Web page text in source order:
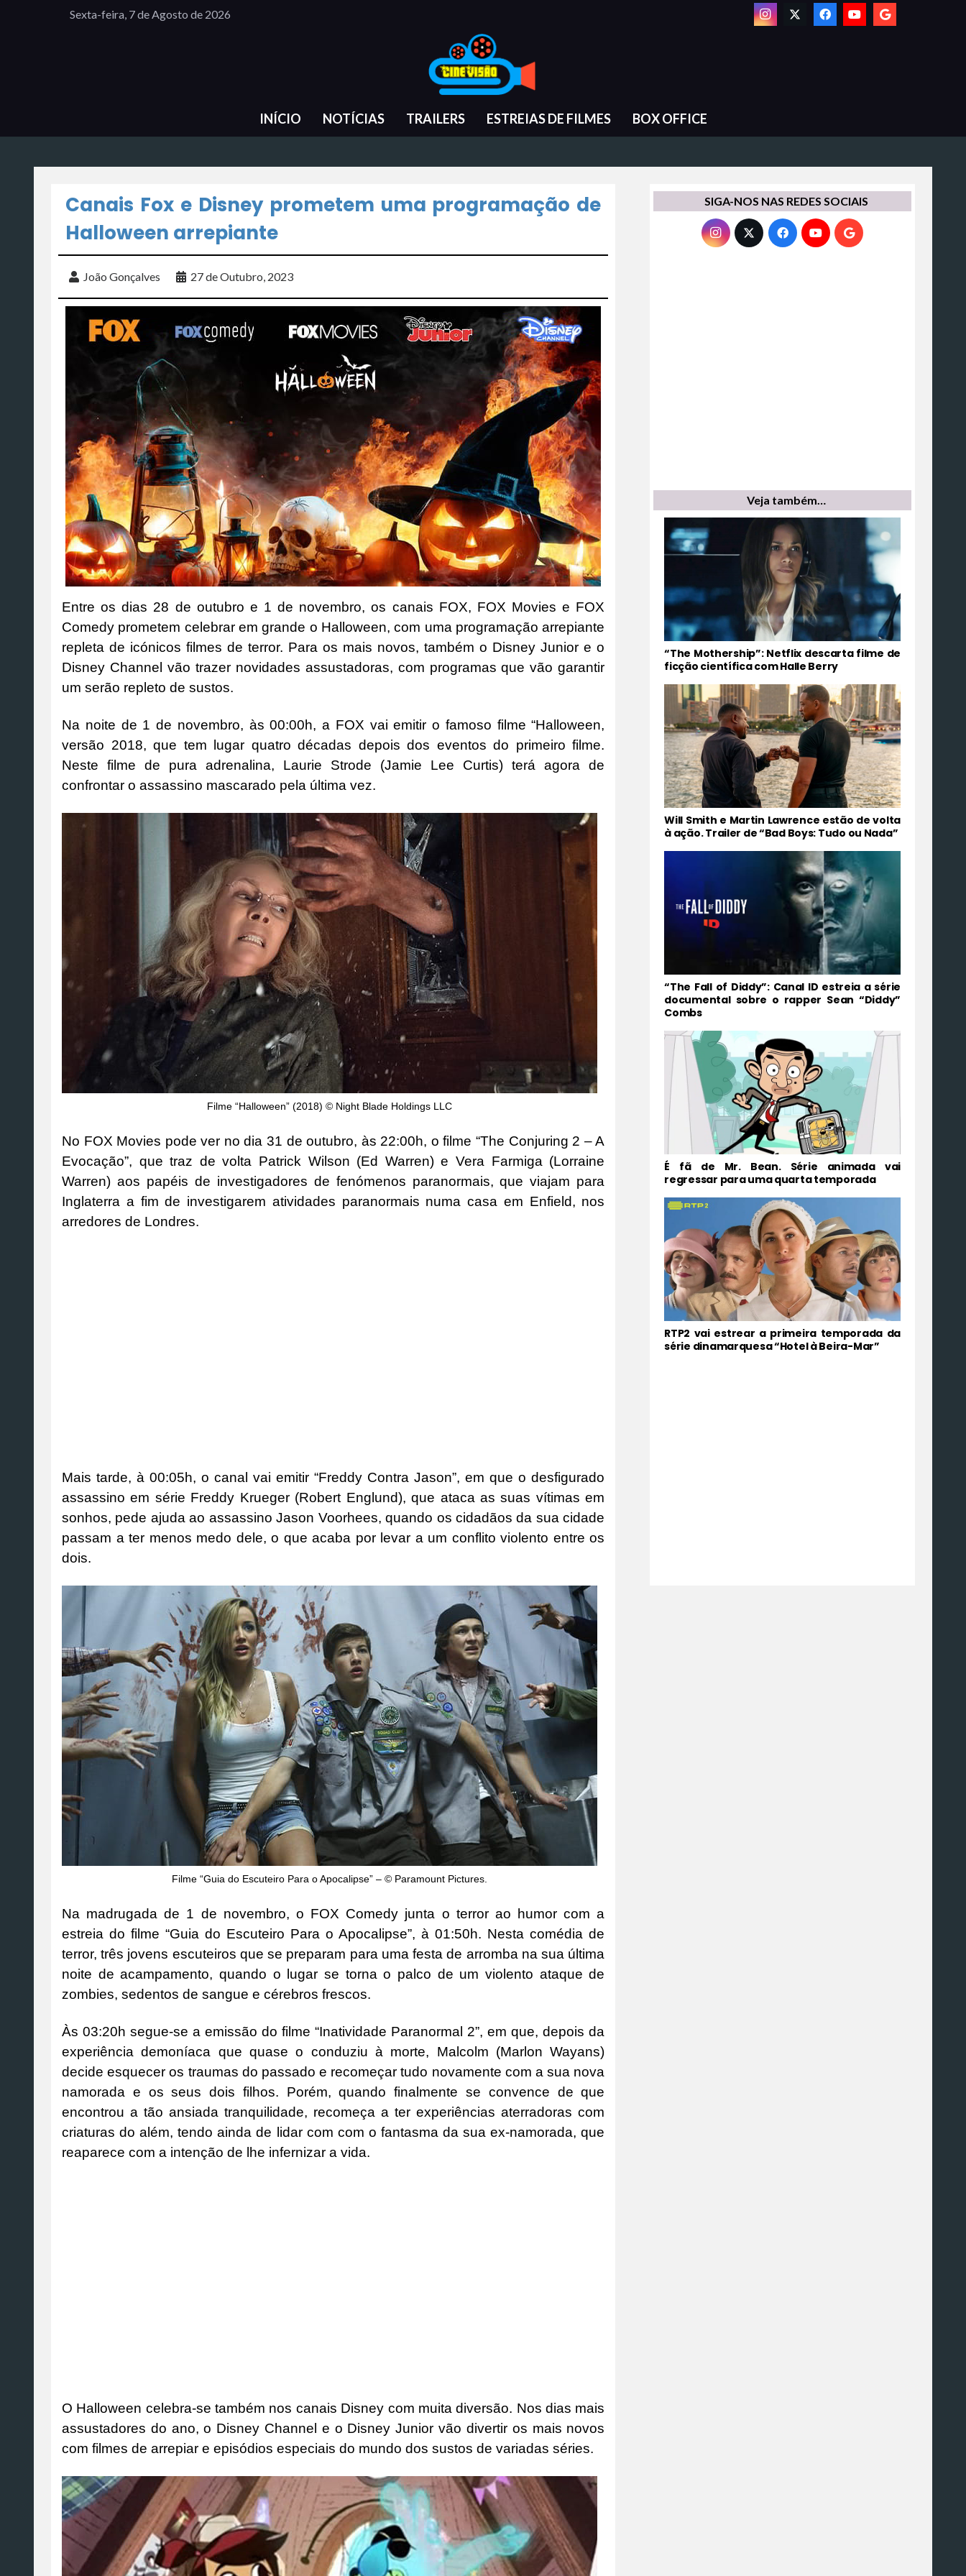
Sexta-feira, 7 de Agosto de 2026
INÍCIO NOTÍCIAS TRAILERS ESTREIAS DE FILMES BOX OFFICE
Canais Fox e Disney prometem uma programação de
Halloween arrepiante
João Gonçalves 27 de Outubro, 2023
Entre os dias 28 de outubro e 1 de novembro, os canais FOX, FOX Movies e FOX
Comedy prometem celebrar em grande o Halloween, com uma programação arrepiante
repleta de icónicos filmes de terror. Para os mais novos, também o Disney Junior e o
Disney Channel vão trazer novidades assustadoras, com programas que vão garantir
um serão repleto de sustos.
Na noite de 1 de novembro, às 00:00h, a FOX vai emitir o famoso filme “Halloween,
versão 2018, que tem lugar quatro décadas depois dos eventos do primeiro filme.
Neste filme de pura adrenalina, Laurie Strode (Jamie Lee Curtis) terá agora de
confrontar o assassino mascarado pela última vez.
Filme “Halloween” (2018) © Night Blade Holdings LLC
No FOX Movies pode ver no dia 31 de outubro, às 22:00h, o filme “The Conjuring 2 – A
Evocação”, que traz de volta Patrick Wilson (Ed Warren) e Vera Farmiga (Lorraine
Warren) aos papéis de investigadores de fenómenos paranormais, que viajam para
Inglaterra a fim de investigarem atividades paranormais numa casa em Enfield, nos
arredores de Londres.
Mais tarde, à 00:05h, o canal vai emitir “Freddy Contra Jason”, em que o desfigurado
assassino em série Freddy Krueger (Robert Englund), que ataca as suas vítimas em
sonhos, pede ajuda ao assassino Jason Voorhees, quando os cidadãos da sua cidade
passam a ter menos medo dele, o que acaba por levar a um conflito violento entre os
dois.
Filme “Guia do Escuteiro Para o Apocalipse” – © Paramount Pictures.
Na madrugada de 1 de novembro, o FOX Comedy junta o terror ao humor com a
estreia do filme “Guia do Escuteiro Para o Apocalipse”, à 01:50h. Nesta comédia de
terror, três jovens escuteiros que se preparam para uma festa de arromba na sua última
noite de acampamento, quando o lugar se torna o palco de um violento ataque de
zombies, sedentos de sangue e cérebros frescos.
Às 03:20h segue-se a emissão do filme “Inatividade Paranormal 2”, em que, depois da
experiência demoníaca que quase o conduziu à morte, Malcolm (Marlon Wayans)
decide esquecer os traumas do passado e recomeçar tudo novamente com a sua nova
namorada e os seus dois filhos. Porém, quando finalmente se convence de que
encontrou a tão ansiada tranquilidade, recomeça a ter experiências aterradoras com
criaturas do além, tendo ainda de lidar com com o fantasma da sua ex-namorada, que
reaparece com a intenção de lhe infernizar a vida.
O Halloween celebra-se também nos canais Disney com muita diversão. Nos dias mais
assustadores do ano, o Disney Channel e o Disney Junior vão divertir os mais novos
com filmes de arrepiar e episódios especiais do mundo dos sustos de variadas séries.
SIGA-NOS NAS REDES SOCIAIS
Veja também…
“The Mothership”: Netflix descarta filme de
ficção científica com Halle Berry
Will Smith e Martin Lawrence estão de volta
à ação. Trailer de “Bad Boys: Tudo ou Nada”
“The Fall of Diddy”: Canal ID estreia a série
documental sobre o rapper Sean “Diddy”
Combs
É fã de Mr. Bean. Série animada vai
regressar para uma quarta temporada
RTP2 vai estrear a primeira temporada da
série dinamarquesa “Hotel à Beira-Mar”